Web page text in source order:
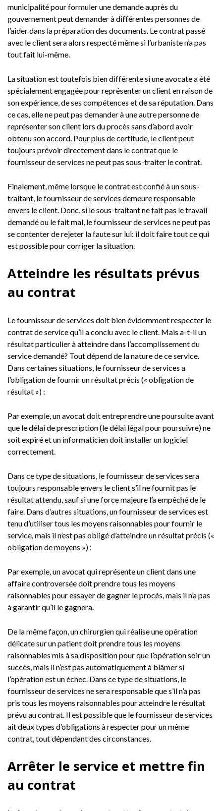
municipalité pour formuler une demande auprès du
gouvernement peut demander à différentes personnes de
l’aider dans la préparation des documents. Le contrat passé
avec le client sera alors respecté même si l’urbaniste n’a pas
tout fait lui-même.
La situation est toutefois bien différente si une avocate a été
spécialement engagée pour représenter un client en raison de
son expérience, de ses compétences et de sa réputation. Dans
ce cas, elle ne peut pas demander à une autre personne de
représenter son client lors du procès sans d’abord avoir
obtenu son accord. Pour plus de certitude, le client peut
toujours prévoir directement dans le contrat que le
fournisseur de services ne peut pas sous-traiter le contrat.
Finalement, même lorsque le contrat est confié à un sous-
traitant, le fournisseur de services demeure responsable
envers le client. Donc, si le sous-traitant ne fait pas le travail
demandé ou le fait mal, le fournisseur de services ne peut pas
se contenter de rejeter la faute sur lui: il doit faire tout ce qui
est possible pour corriger la situation.
Atteindre les résultats prévus
au contrat
Le fournisseur de services doit bien évidemment respecter le
contrat de service qu’il a conclu avec le client. Mais a-t-il un
résultat particulier à atteindre dans l’accomplissement du
service demandé? Tout dépend de la nature de ce service.
Dans certaines situations, le fournisseur de services a
l’obligation de fournir un résultat précis (« obligation de
résultat ») :
Par exemple, un avocat doit entreprendre une poursuite avant
que le délai de prescription (le délai légal pour poursuivre) ne
soit expiré et un informaticien doit installer un logiciel
correctement.
Dans ce type de situations, le fournisseur de services sera
toujours responsable envers le client s’il ne fournit pas le
résultat attendu, sauf si une force majeure l’a empêché de le
faire. Dans d’autres situations, un fournisseur de services est
tenu d’utiliser tous les moyens raisonnables pour fournir le
service, mais il n’est pas obligé d’atteindre un résultat précis («
obligation de moyens ») :
Par exemple, un avocat qui représente un client dans une
affaire controversée doit prendre tous les moyens
raisonnables pour essayer de gagner le procès, mais il n’a pas
à garantir qu’il le gagnera.
De la même façon, un chirurgien qui réalise une opération
délicate sur un patient doit prendre tous les moyens
raisonnables mis à sa disposition pour que l’opération soir un
succès, mais il n’est pas automatiquement à blâmer si
l’opération est un échec. Dans ce type de situations, le
fournisseur de services ne sera responsable que s’il n’a pas
pris tous les moyens raisonnables pour atteindre le résultat
prévu au contrat. Il est possible que le fournisseur de services
ait deux types d’obligations à respecter pour un même
contrat, tout dépendant des circonstances.
Arrêter le service et mettre fin
au contrat